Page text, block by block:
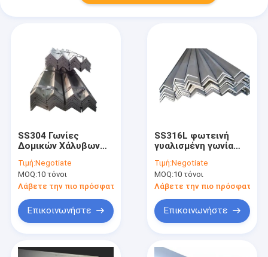
SS304 Γωνίες
Δομικών Χάλυβων
Χάλυβα Ελάσματος
GB BS EN
Τιμή:Negotiate
MOQ:10 τόνοι
Λάβετε την πιο πρόσφατη τιμή
Επικοινωνήστε
SS316L φωτεινή
γυαλισμένη γωνία
χάλυβα 304 304L 316
Τιμή:Negotiate
MOQ:10 τόνοι
Λάβετε την πιο πρόσφατη
Επικοινωνήστε